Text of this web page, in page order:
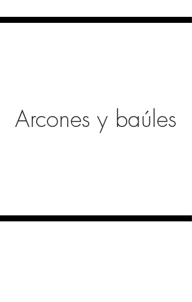
Arcones y baúles